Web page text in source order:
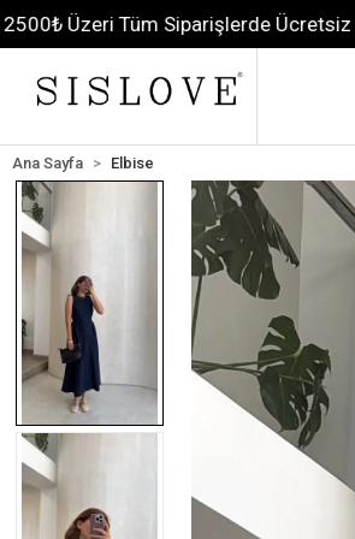
Siparişlerde Ücretsiz Kargo!
Ana Sayfa Elbise